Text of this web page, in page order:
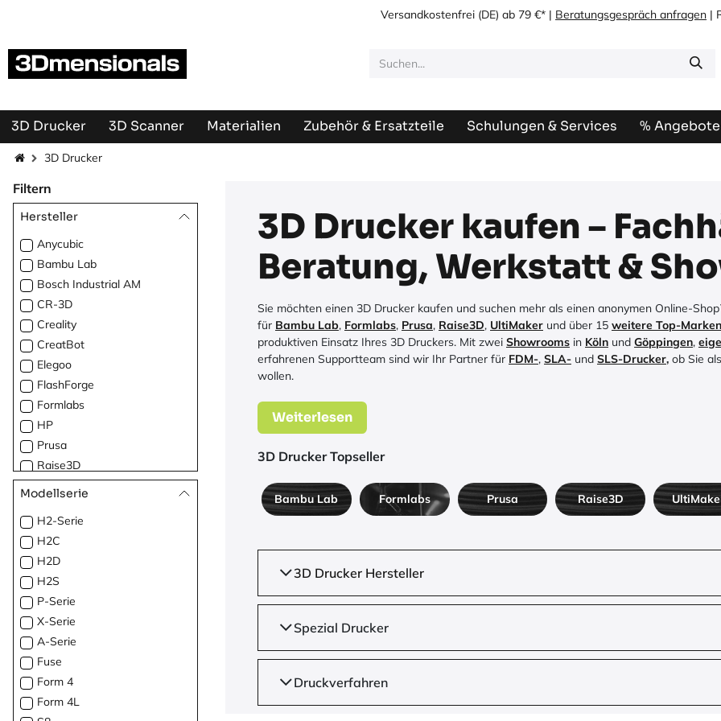
Versandkostenfrei (DE) ab 79 €* | Beratungsgespräch anfragen |
3D Drucker 3D Scanner Materialien Zubehör & Ersatzteile Schulungen & Services % Angebote
3D Drucker
Filtern
Hersteller
Anycubic
Bambu Lab
Bosch Industrial AM
CR-3D
Creality
CreatBot
Elegoo
FlashForge
Formlabs
HP
Prusa
Raise3D
Snapmaker
UltiMaker
xTool
Modellserie
H2-Serie
H2C
H2D
H2S
P-Serie
X-Serie
A-Serie
Fuse
Form 4
Form 4L
3D Drucker kaufen –
Beratung, Werkstatt &
Sie möchten einen 3D Drucker kaufen und suchen mehr als einen anonymen Online-
für Bambu Lab, Formlabs, Prusa, Raise3D, UltiMaker und über 15 weitere Top-Marken
produktiven Einsatz Ihres 3D Druckers. Mit zwei Showrooms in Köln und Göppingen,
erfahrenen Supportteam sind wir Ihr Partner für FDM-, SLA- und SLS-Drucker, ob Sie
wollen.
Weiterlesen
3D Drucker Topseller
Bambu Lab Formlabs Prusa Raise3D
3D Drucker Hersteller
Spezial Drucker
Druckverfahren